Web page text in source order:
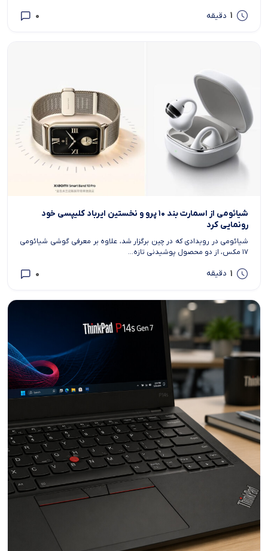
1 دقیقه 0
شیائومی از اسمارت بند ۱۰ پرو و نخستین ایرباد کلیپسی خود
رونمایی کرد
شیائومی در رویدادی که در چین برگزار شد، علاوه بر معرفی گوشی شیائومی
۱۷ مکس، از دو محصول پوشیدنی تازه...
1 دقیقه 0